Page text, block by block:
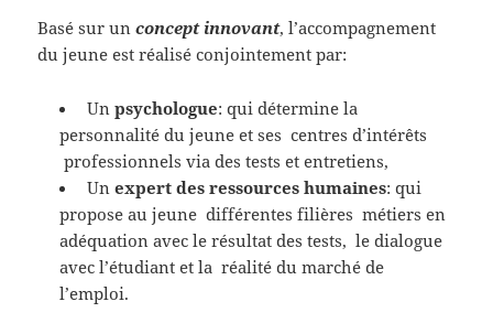
Basé sur unconcept innovant, l’accompagnement
du jeune est réalisé conjointement par:
Unpsychologue: qui détermine la
personnalité du jeune et ses centres d’intérêts
professionnels via des tests et entretiens,
Unexpert des ressources humaines: qui
propose au jeune différentes filières métiers en
adéquation avec le résultat des tests, le dialogue
avec l’étudiant et la réalité du marché de
l’emploi.